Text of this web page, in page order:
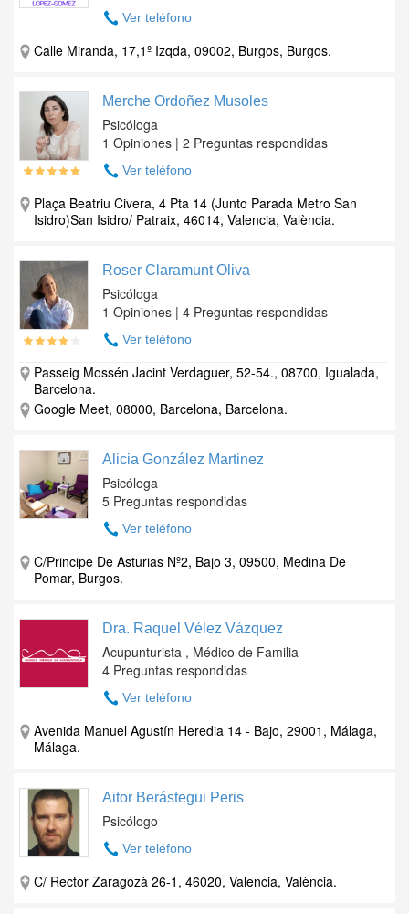
Ver teléfono
Calle Miranda, 17,1º Izqda, 09002, Burgos, Burgos.
Merche Ordoñez Musoles
Psicóloga
1 Opiniones | 2 Preguntas respondidas
Ver teléfono
Plaça Beatriu Civera, 4 Pta 14 (Junto Parada Metro San
Isidro)San Isidro/ Patraix, 46014, Valencia, València.
Roser Claramunt Oliva
Psicóloga
1 Opiniones | 4 Preguntas respondidas
Ver teléfono
Passeig Mossén Jacint Verdaguer, 52-54., 08700, Igualada,
Barcelona.
Google Meet, 08000, Barcelona, Barcelona.
Alicia González Martinez
Psicóloga
5 Preguntas respondidas
Ver teléfono
C/Principe De Asturias Nº2, Bajo 3, 09500, Medina De
Pomar, Burgos.
Dra. Raquel Vélez Vázquez
Acupunturista , Médico de Familia
4 Preguntas respondidas
Ver teléfono
Avenida Manuel Agustín Heredia 14 - Bajo, 29001, Málaga,
Málaga.
Aitor Berástegui Peris
Psicólogo
Ver teléfono
C/ Rector Zaragozà 26-1, 46020, Valencia, València.